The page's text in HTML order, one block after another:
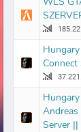
Server